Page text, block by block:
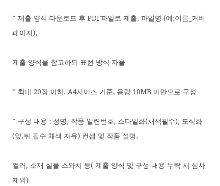
* 제출 양식 다운로드 후 PDF파일로 제출, 파일명 (예:이름_커버
페이지),
제출 양식을 참고하되 표현 방식 자율
* 최대 20장 이하, A4사이즈 기준, 용량 10MB 미만으로 구성
* 구성 내용 : 성명, 작품 일련번호, 스타일화(채색필수), 도식화
(앞,뒤 필수 채색 자유) 컨셉 및 작품 설명,
컬러, 소재 실물 스와치 등( 제출 양식 및 구성 내용 누락 시 심사
제외)